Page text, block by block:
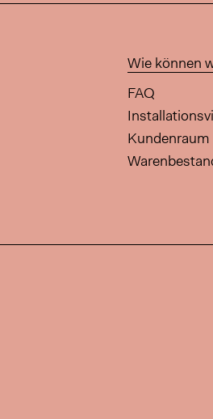
Wie können
FAQ
Kundenraum
für